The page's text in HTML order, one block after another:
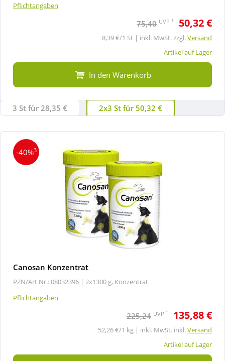
Pflichtangaben
75,40 UVP 1 50,32 €
8,39 €/1 St | inkl. MwSt. zzgl.Versand
Artikel auf Lager
In den Warenkorb
3 St für 28,35 € 2x3 St für 50,32 €
-40%3
Canosan Konzentrat
PZN/Art.Nr.: 08032396 | 2x1300 g, Konzentrat
Pflichtangaben
225,24 UVP 1 135,88 €
52,26 €/1 kg | inkl. MwSt. inkl.Versand
Artikel auf Lager